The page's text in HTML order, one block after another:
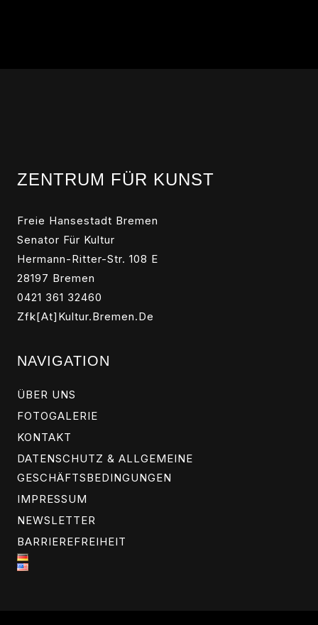
ZENTRUM FÜR KUNST
Freie Hansestadt Bremen
Senator Für Kultur
Hermann-Ritter-Str. 108 E
28197 Bremen
0421 361 32460
Zfk[at]kultur.bremen.de
NAVIGATION
ÜBER UNS
FOTOGALERIE
KONTAKT
DATENSCHUTZ & ALLGEMEINE
GESCHÄFTSBEDINGUNGEN
IMPRESSUM
NEWSLETTER
BARRIEREFREIHEIT